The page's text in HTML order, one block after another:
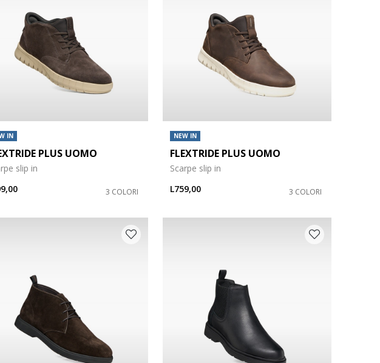
IN
PLUS UOMO
slip in
3 COLORI
NEW IN
FLEXTRIDE PLUS UOMO
Scarpe slip in
L759,00
3 COLORI